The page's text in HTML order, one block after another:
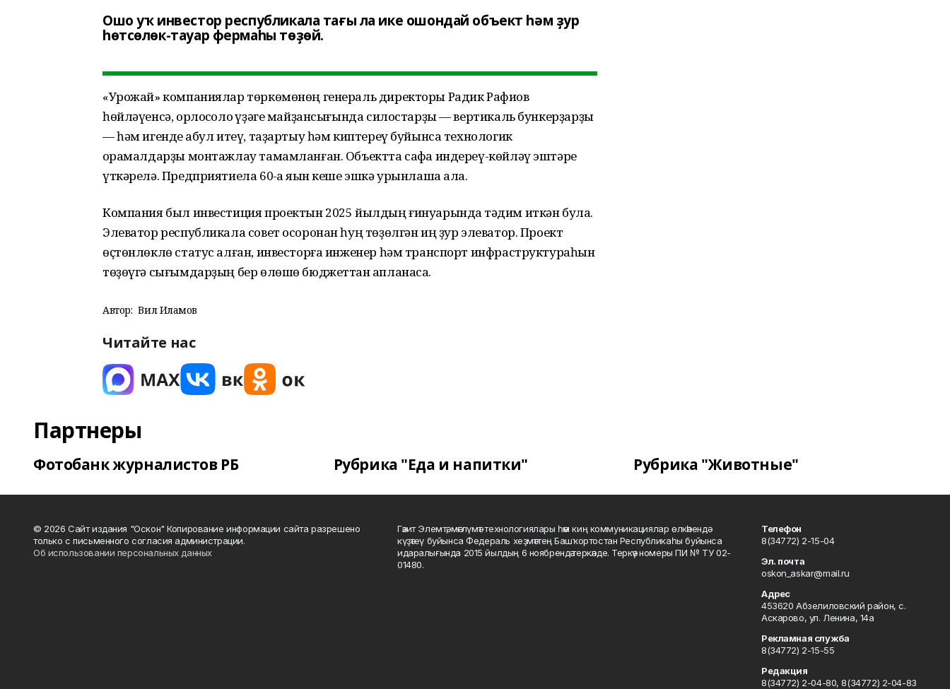
Ошо уҡ инвестор республикала тағы ла ике ошондай объект һәм ҙур
һөтсөлөк-тауар фермаһы төҙөй.
«Урожай» компаниялар төркөмөнөң генераль директоры Радик Рафиҡов
һөйләүенсә, орлоҡсолоҡ үҙәге майҙансығында силостарҙы — вертикаль бункерҙарҙы
— һәм игенде ҡабул итеү, таҙартыу һәм киптереү буйынса технологик
ҡорамалдарҙы монтажлау тамамланған. Объектта сафҡа индереү-көйләү эштәре
үткәрелә. Предприятиела 60-ҡа яҡын кеше эшкә урынлаша ала.
Компания был инвестиция проектын 2025 йылдың ғинуарында тәҡдим иткән була.
Элеватор республикала совет осоронан һуң төҙөлгән иң ҙур элеватор. Проект
өҫтөнлөклө статус алған, инвесторға инженер һәм транспорт инфраструктураһын
төҙөүгә сығымдарҙың бер өлөшө бюджеттан ҡапланасаҡ.
Автор: Вил Илһамов
Читайте нас
Партнеры
Фотобанк журналистов РБ Рубрика "Еда и напитки" Рубрика "Животные"
© 2026 Сайт издания "Оскон" Копирование информации сайта разрешено
только с письменного согласия администрации.
Об использовании персональных данных
Гәзит Элемтә, мәғлүмәт технологиялары һәм киң коммуникациялар өлкәһендә
күҙәтеү буйынса Федераль хеҙмәттең Башҡортостан Республикаһы буйынса
идаралығында 2015 йылдың 6 ноябрендә теркәлде. Теркәү номеры ПИ № ТУ 02-
01480.
Телефон
8(34772) 2-15-04
Эл. почта
oskon_askar@mail.ru
Адрес
453620 Абзелиловский район, с.
Аскарово, ул. Ленина, 14а
Рекламная служба
8(34772) 2-15-55
Редакция
8(34772) 2-04-80, 8(34772) 2-04-83